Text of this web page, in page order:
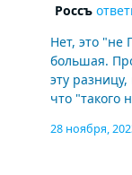
дело?
Россъ
Нет, это "не Паша". Разница,
большая.
эту
что "такого
28 ноября,